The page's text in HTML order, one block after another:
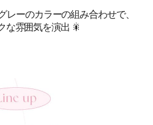
レーのカラーの組み合わせで、
な雰囲気を演出 🎇